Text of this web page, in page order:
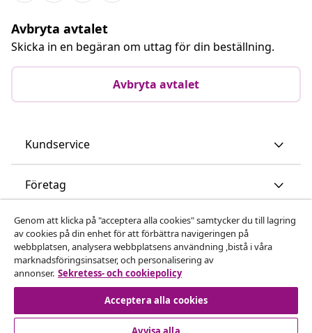
Avbryta avtalet
Skicka in en begäran om uttag för din beställning.
Avbryta avtalet
Kundservice
Företag
vidaXL
Upptäck mer
Genom att klicka på "acceptera alla cookies" samtycker du till lagring
av cookies på din enhet för att förbättra navigeringen på
webbplatsen, analysera webbplatsens användning ,bistå i våra
marknadsföringsinsatser, och personalisering av
annonser. Sekretess- och cookiepolicy
Acceptera alla cookies